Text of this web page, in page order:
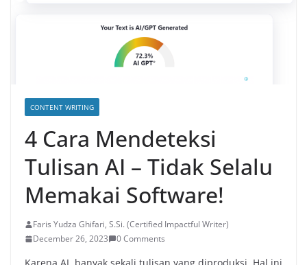
CONTENT WRITING
4 Cara Mendeteksi
Tulisan AI – Tidak Selalu
Memakai Software!
Faris Yudza Ghifari, S.Si. (Certified Impactful Writer)
December 26, 2023
0 Comments